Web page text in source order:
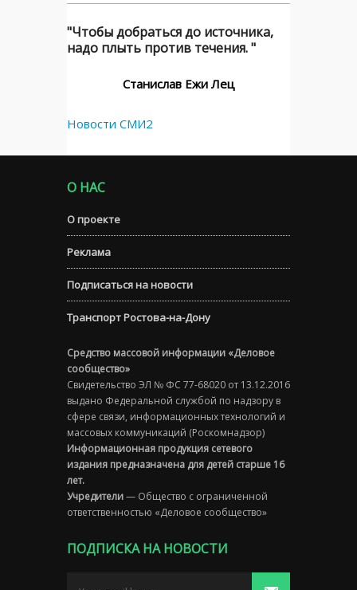
"Чтобы добраться до источника,
надо плыть против течения. "
Станислав Ежи Лец
Новости СМИ2
О НАС
О проекте
Реклама
Подписаться на новости
Транспорт Ростова-на-Дону
Средство массовой информации «Деловое
сообщество»
Свидетельство ЭЛ № ФС 77-68020 от 13.12.2016
выдано Федеральной службой по надзору в
сфере связи, информационных технологий и
массовых коммуникаций (Роскомнадзор)
Информационная продукция сетевого
издания предназначена для детей старше 16
лет.
Учредители— Общество с ограниченной
ответственностью «Деловое сообщество»
ПОДПИСКА НА НОВОСТИ